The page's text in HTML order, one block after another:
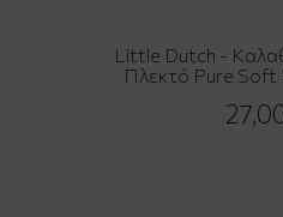
Little Dutch -
Πλεκτό Pure Soft